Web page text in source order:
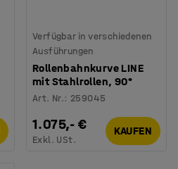
Verfügbar in verschiedenen
Ausführungen
Rollenbahnkurve LINE
mit Stahlrollen, 90°
Art. Nr.: 259045
1.075,- €
Exkl. USt.
KAUFEN